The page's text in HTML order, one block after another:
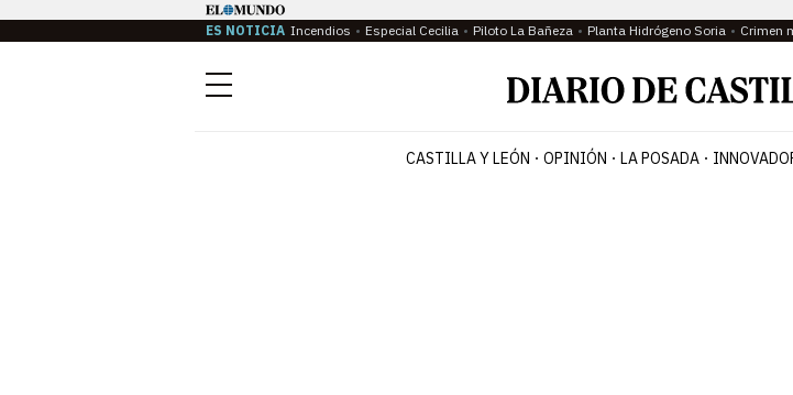
ES NOTICIA Incendios Especial Cecilia Piloto La Bañeza Planta Hidrógeno Soria Crimen
Menú
CASTILLA Y LEÓN OPINIÓN LA POSADA